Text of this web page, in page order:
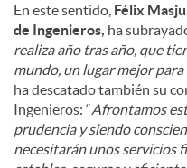
En este sentido, Félix
de Ingenieros, ha
realiza año tras año, que
mundo, un lugar mejor
ha descatado también su
Ingenieros: “Afrontamos
prudencia y siendo
necesitarán unos servicios